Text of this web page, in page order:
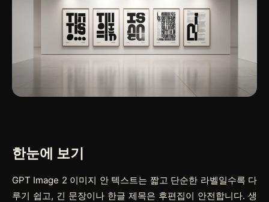
한눈에 보기
GPT Image 2 이미지 안 텍스트는 짧고 단순한 라벨일수록 다
루기 쉽고, 긴 문장이나 한글 제목은 후편집이 안전합니다. 생